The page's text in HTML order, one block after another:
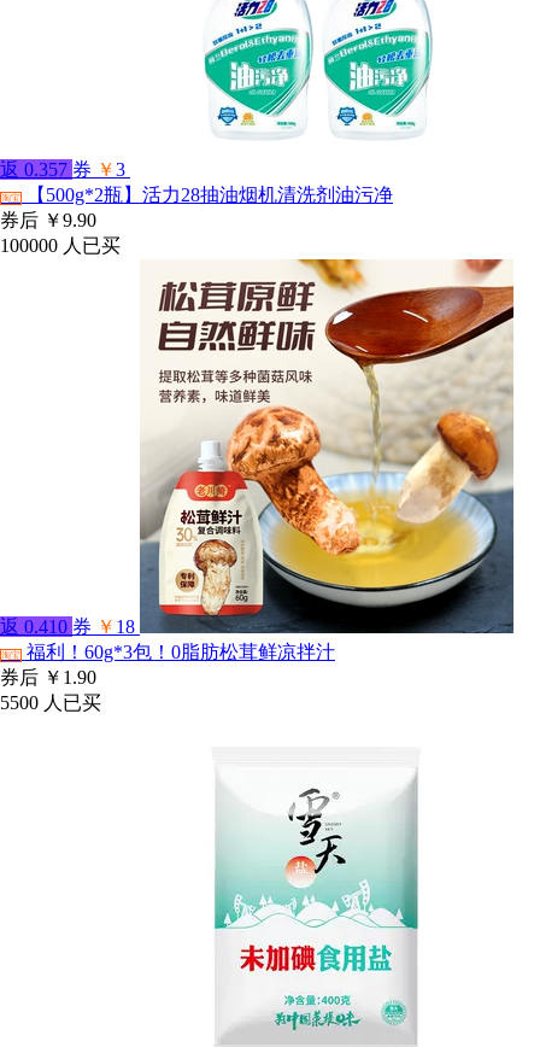
返 0.357 券 ￥3
淘宝
【500g*2瓶】活力28抽油烟机清洗剂油污净
券后 ￥9.90
100000 人已买
返 0.410 券 ￥ 18
淘宝 福利！60g*3包！0脂肪松茸鲜凉拌汁
券后 ￥1.90
5500 人已买